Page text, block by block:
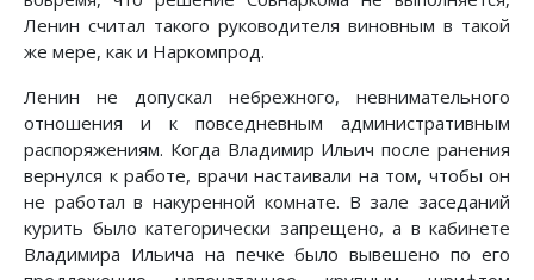
Ленин считал такого руководителя виновным в такой
же мере, как и Наркомпрод.
Ленин не допускал небрежного, невнимательного
отношения и к повседневным административным
распоряжениям. Когда Владимир Ильич после ранения
вернулся к работе, врачи настаивали на том, чтобы он
не работал в накуренной комнате. В зале заседаний
курить было категорически запрещено, а в кабинете
Владимира Ильича на печке было вывешено по его